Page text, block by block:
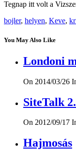
Tegnap itt volt a
bojler, helyen, Keve,
You May Also Like
Londoni
On 2014/03/26
SiteTalk
On 2012/09/17
Hajmosás